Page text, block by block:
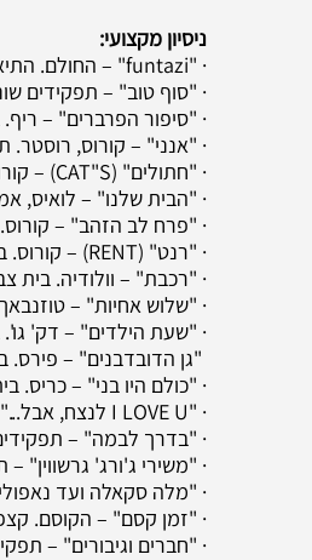
ניסיון מקצועי:
· "funtazi" – החולם. התיאטרון השחור בישראל, בימוי: ליאור כלפון
· "סוף טוב" – תפקידים
· "סיפור הפרברים" – ריף.
· "אנני" – קורוס, רוסטר.
· "חתולים" (CAT"S) – קורוס. תיאטרון הספרייה, בימוי: עוז מורג.
· "הבית שלנו" – לואיס,
· "פרח לב הזהב" –
· "רנט" (RENT) – קורוס. בית צבי, בימוי: משה קפטן.
· "רכבת" – וולודיה. בית
· "שלוש אחיות" –
· "שעת הילדים" – דק' גו'.
"גן הדובדבנים" – פירס.
· "כולם היו בני" – כריס.
· "I LOVE U לנצח, אבל..." – תפקידים שונים. בית צבי, בימוי : עידן עמית.
· "בדרך לבמה" – תפקידים
· "משירי ג'ורג' גרשווין"
· "מלה סקאלה ועד
· "זמן קסם" – הקוסם.
· "חברים וגיבורים" –